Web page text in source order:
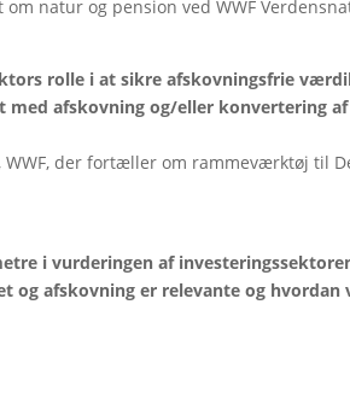
natur og pension ved WWF
rolle i at sikre afskovningsfrie
med afskovning og/eller konvertering
der fortæller om rammeværktøj til
i vurderingen af
og afskovning er relevante og hvordan